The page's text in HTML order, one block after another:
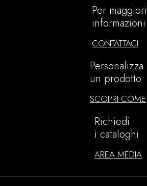
Per maggiori
informazioni
CONTATTACI
Personalizza
un prodotto
SCOPRI COME
Richiedi
i cataloghi
AREA MEDIA